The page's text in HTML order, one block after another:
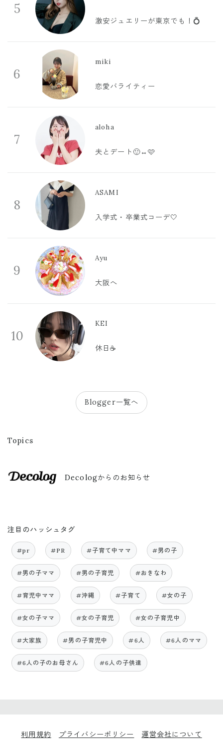
5
激安ジュエリーが東京でも！💍
6
miki
恋愛バライティー
7
aloha
夫とデート🙂‍↔️🩷
8
ASAMI
入学式・卒業式コーデ🤍
9
Ayu
大阪へ
10
KEI
休日☕️
Blogger一覧へ
Topics
Decologからのお知らせ
注目のハッシュタグ
#pr #PR #子育て中ママ #男の子
#男の子ママ #男の子育児 #おきなわ
#育児中ママ #沖縄 #子育て #女の子
#女の子ママ #女の子育児 #女の子育児中
#大家族 #男の子育児中 #6人 #6人のママ
#6人の子のお母さん #6人の子供達
利用規約 プライバシーポリシー 運営会社について